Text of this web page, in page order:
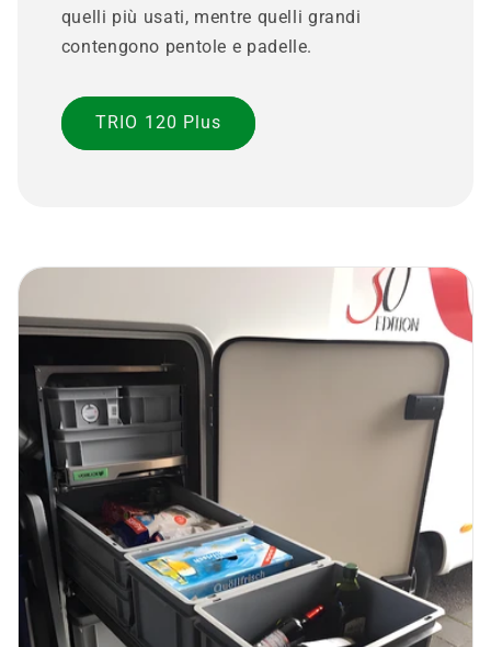
quelli più usati, mentre quelli grandi
contengono pentole e padelle.
TRIO 120 Plus